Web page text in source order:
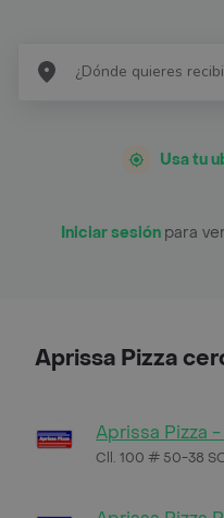
Usa tu
Iniciar sesión para
Aprissa Pizza
Aprissa Pizza
Cll. 100 # 50-38